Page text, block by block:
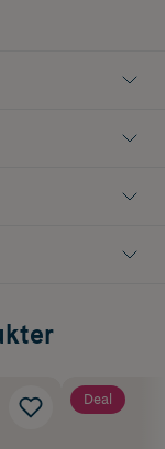
och ger en
stärkande
Deal